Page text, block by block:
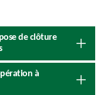
de clôture
à